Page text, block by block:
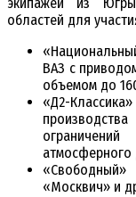
областей для
ВАЗ с
объемом до
«Д2-
атмосферного
«Москвич» и